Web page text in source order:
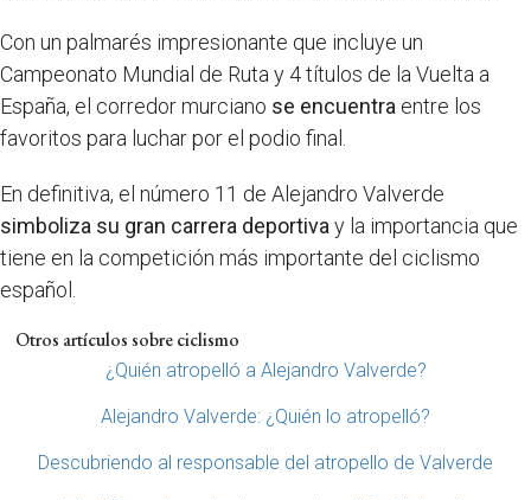
Con un palmarés impresionante que incluye un
Campeonato Mundial de Ruta y 4 títulos de la Vuelta a
España, el corredor murciano se encuentra entre los
favoritos para luchar por el podio final.
En definitiva, el número 11 de Alejandro Valverde
simboliza su gran carrera deportiva y la importancia que
tiene en la competición más importante del ciclismo
español.
Otros artículos sobre ciclismo
¿Quién atropelló a Alejandro Valverde?
Alejandro Valverde: ¿Quién lo atropelló?
Descubriendo al responsable del atropello de Valverde